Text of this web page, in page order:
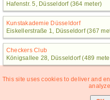
Hafenstr. 5, Düsseldorf (364 meter)
Kunstakademie Düsseldorf
Eiskellerstraße 1, Düsseldorf (367
Checkers Club
Königsallee 28, Düsseldorf (489
This site uses cookies to deliver and